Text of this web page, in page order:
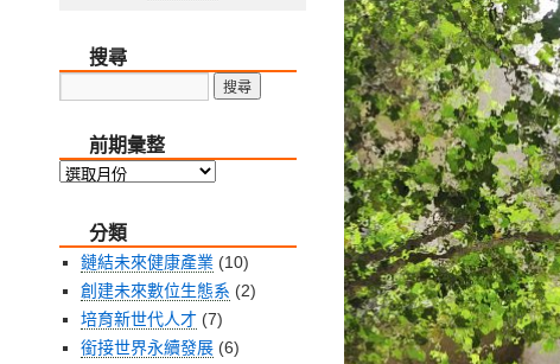
搜尋
前期彙整
前
整
分類
鏈結未來健康產業 (10)
創建未來數位生態系 (2)
培育新世代人才 (7)
銜接世界永續發展 (6)